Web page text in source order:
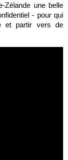
Zélande une belle
- pour qui
et partir vers de